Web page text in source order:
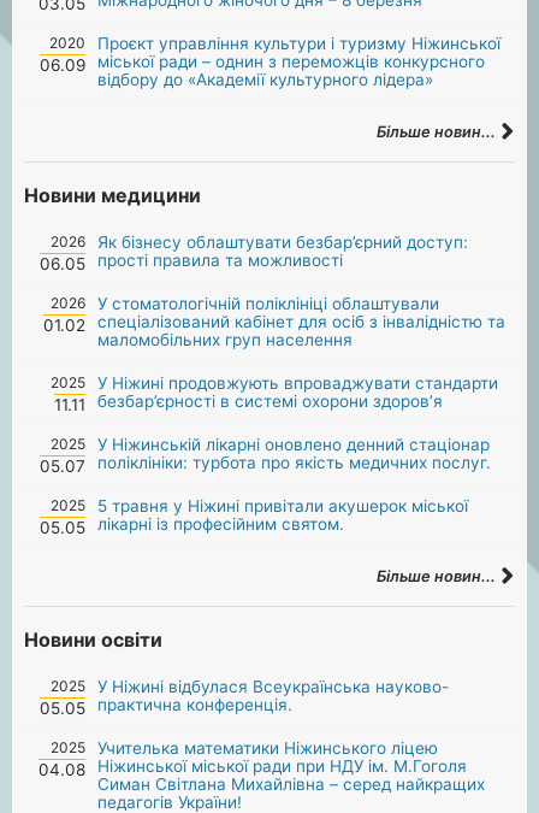
2020
06.09
Проєкт управління культури і туризму Ніжинської
міської ради – однин з переможців конкурсного
відбору до «Академії культурного лідера»
Більше новин...
Новини медицини
2026
06.05
Як бізнесу облаштувати безбар’єрний доступ:
прості правила та можливості
2026
01.02
У стоматологічній поліклініці облаштували
спеціалізований кабінет для осіб з інвалідністю та
маломобільних груп населення
2025
11.11
У Ніжині продовжують впроваджувати стандарти
безбар’єрності в системі охорони здоров’я
2025
05.07
У Ніжинській лікарні оновлено денний стаціонар
поліклініки: турбота про якість медичних послуг.
2025
05.05
5 травня у Ніжині привітали акушерок міської
лікарні із професійним святом.
Більше новин...
Новини освіти
2025
05.05
У Ніжині відбулася Всеукраїнська науково-
практична конференція.
2025
04.08
Учителька математики Ніжинського ліцею
Ніжинської міської ради при НДУ ім. М.Гоголя
Симан Світлана Михайлівна – серед найкращих
педагогів України!